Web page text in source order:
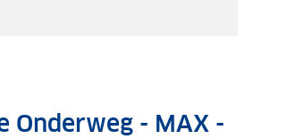
Onderweg - MAX -